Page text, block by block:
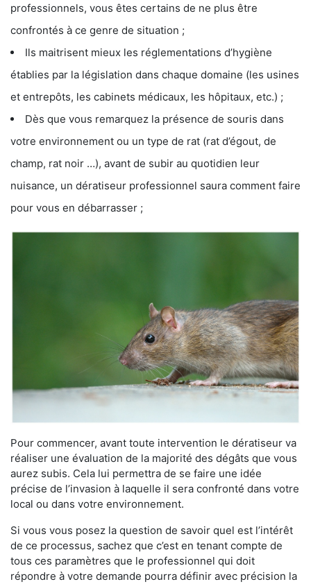
professionnels, vous êtes certains de ne plus être
confrontés à ce genre de situation ;
Ils maitrisent mieux les réglementations d’hygiène
établies par la législation dans chaque domaine (les usines
et entrepôts, les cabinets médicaux, les hôpitaux, etc.) ;
Dès que vous remarquez la présence de souris dans
votre environnement ou un type de rat (rat d’égout, de
champ, rat noir …), avant de subir au quotidien leur
nuisance, un dératiseur professionnel saura comment faire
pour vous en débarrasser ;
Pour commencer, avant toute intervention le dératiseur va
réaliser une évaluation de la majorité des dégâts que vous
aurez subis. Cela lui permettra de se faire une idée
précise de l’invasion à laquelle il sera confronté dans votre
local ou dans votre environnement.
Si vous vous posez la question de savoir quel est l’intérêt
de ce processus, sachez que c’est en tenant compte de
tous ces paramètres que le professionnel qui doit
répondre à votre demande pourra définir avec précision la